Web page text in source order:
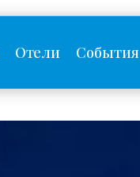
Отели События